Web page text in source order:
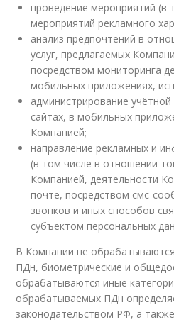
проведение мероприятий (в
мероприятий рекламного
анализ предпочтений в
услуг, предлагаемых
посредством мониторинга
мобильных приложениях,
администрирование
сайтах, в мобильных
Компанией;
направление рекламных и
(в том числе в отношении
Компанией, деятельности
почте, посредством смс-
звонков и иных способов
субъектом персональных
В Компании не
ПДн, биометрические и
обрабатываются иные
обрабатываемых ПДн
законодательством РФ, а